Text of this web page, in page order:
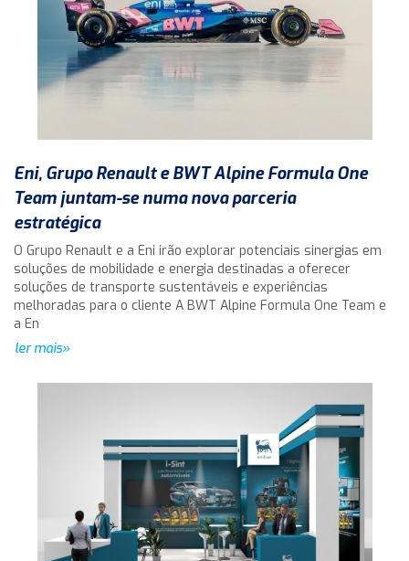
Eni, Grupo Renault e BWT Alpine Formula One
Team juntam-se numa nova parceria
estratégica
O Grupo Renault e a Eni irão explorar potenciais sinergias em
soluções de mobilidade e energia destinadas a oferecer
soluções de transporte sustentáveis e experiências
melhoradas para o cliente A BWT Alpine Formula One Team e
a En
ler mais»